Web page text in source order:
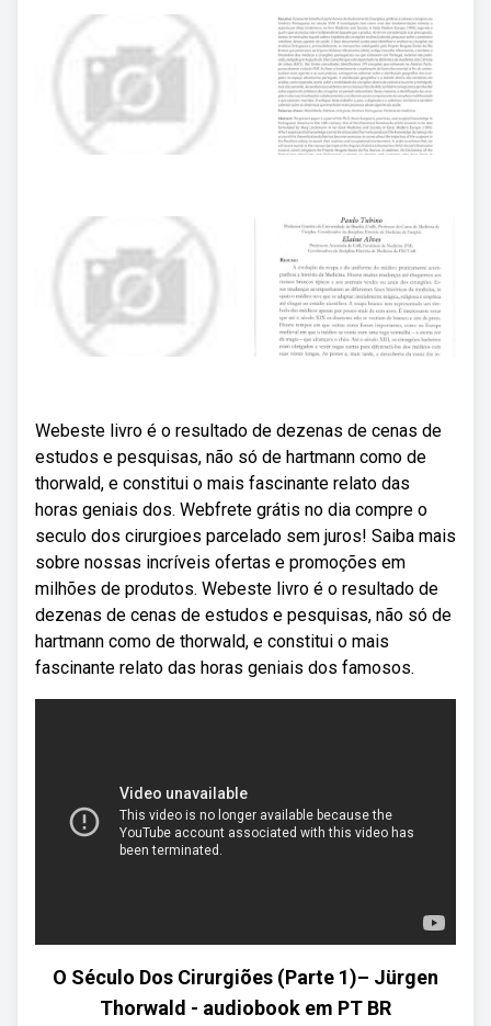
Webeste livro é o resultado de dezenas de cenas de
estudos e pesquisas, não só de hartmann como de
thorwald, e constitui o mais fascinante relato das
horas geniais dos. Webfrete grátis no dia compre o
seculo dos cirurgioes parcelado sem juros! Saiba mais
sobre nossas incríveis ofertas e promoções em
milhões de produtos. Webeste livro é o resultado de
dezenas de cenas de estudos e pesquisas, não só de
hartmann como de thorwald, e constitui o mais
fascinante relato das horas geniais dos famosos.
O Século Dos Cirurgiões (Parte 1)– Jürgen
Thorwald - audiobook em PT BR